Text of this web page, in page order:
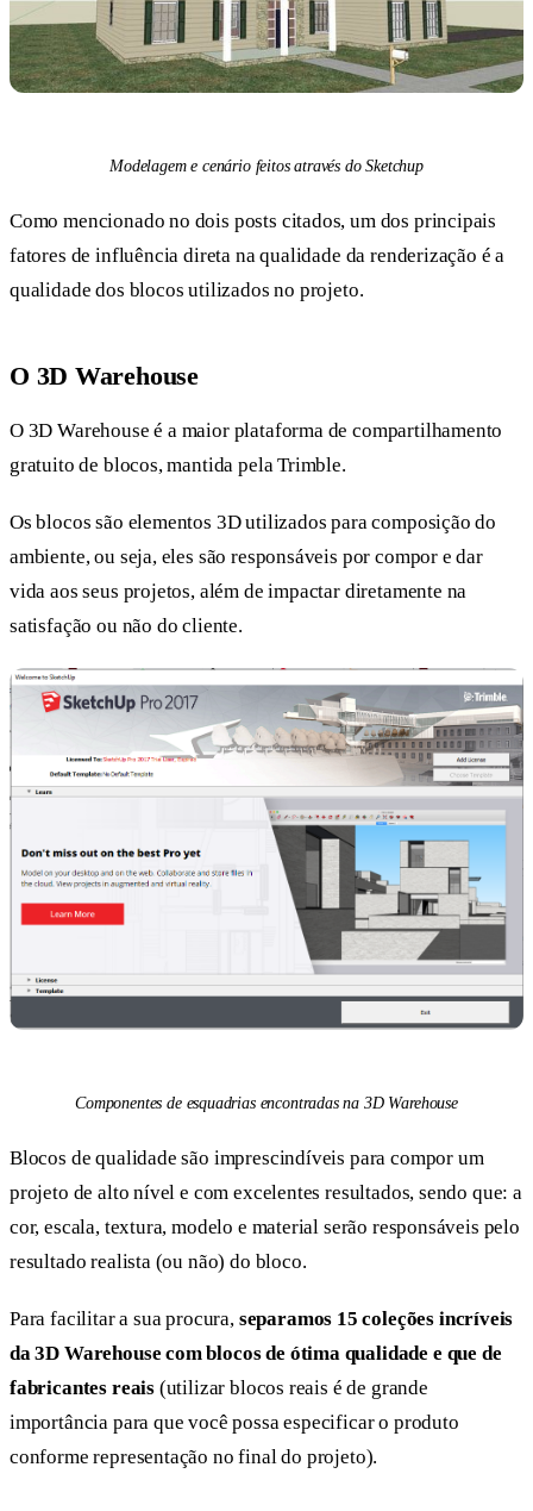
Modelagem e cenário feitos através do Sketchup
Como mencionado no dois posts citados, um dos principais
fatores de influência direta na qualidade da renderização é a
qualidade dos blocos utilizados no projeto.
O 3D Warehouse
O 3D Warehouse é a maior plataforma de compartilhamento
gratuito de blocos, mantida pela Trimble.
Os blocos são elementos 3D utilizados para composição do
ambiente, ou seja, eles são responsáveis por compor e dar
vida aos seus projetos, além de impactar diretamente na
satisfação ou não do cliente.
Componentes de esquadrias encontradas na 3D Warehouse
Blocos de qualidade são imprescindíveis para compor um
projeto de alto nível e com excelentes resultados, sendo que: a
cor, escala, textura, modelo e material serão responsáveis pelo
resultado realista (ou não) do bloco.
Para facilitar a sua procura, separamos 15 coleções incríveis
da 3D Warehouse com blocos de ótima qualidade e que de
fabricantes reais (utilizar blocos reais é de grande
importância para que você possa especificar o produto
conforme representação no final do projeto).